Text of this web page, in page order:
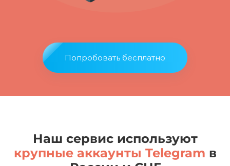
Попробовать бесплатно
Наш сервис используют
крупные аккаунты Telegram в